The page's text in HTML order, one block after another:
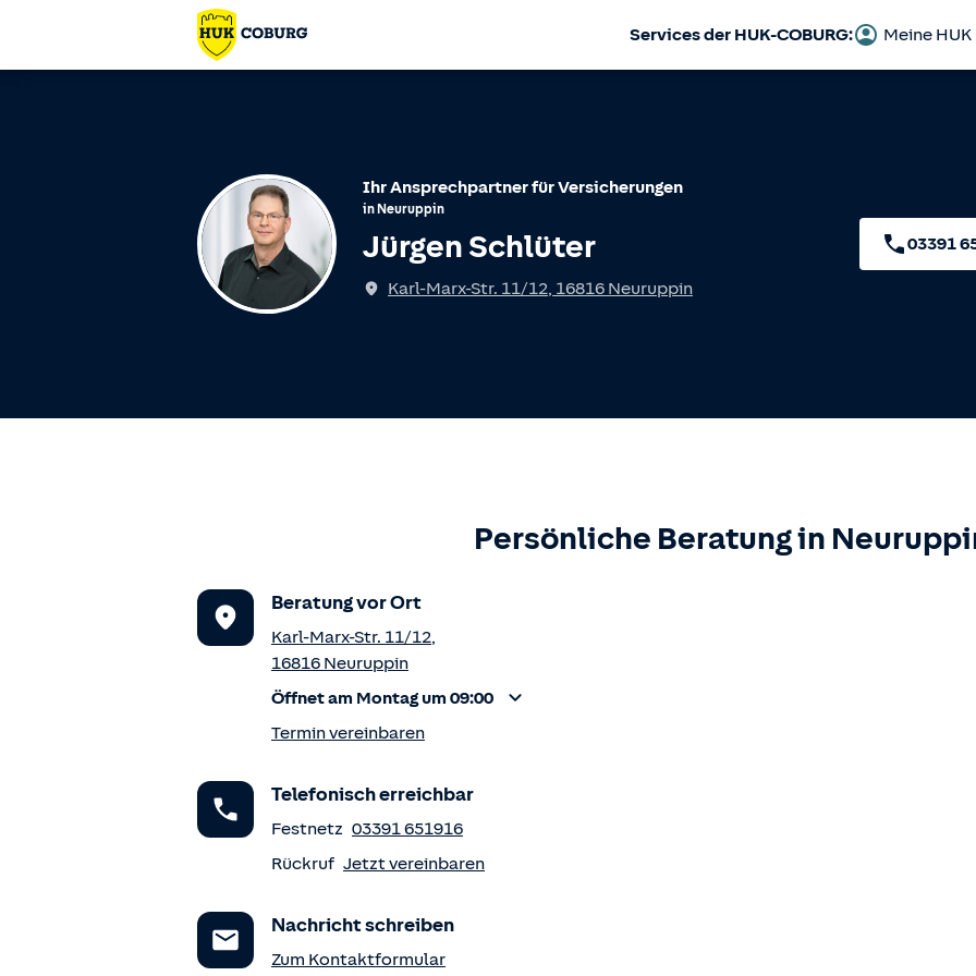
Services der HUK-COBURG: Meine HUK
Ihr Ansprechpartner für Versicherungen
in Neuruppin
Jürgen Schlüter
Karl-Marx-Str. 11/12, 16816 Neuruppin
03391
Persönliche Beratung in
Beratung vor Ort
Karl-Marx-Str. 11/12,
16816 Neuruppin
Öffnet am Montag um 09:00
Termin vereinbaren
Telefonisch erreichbar
Festnetz 03391 651916
Rückruf Jetzt vereinbaren
Nachricht schreiben
Zum Kontaktformular